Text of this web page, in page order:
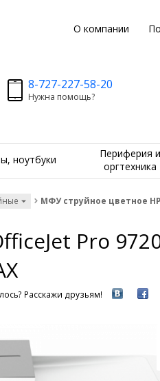
О компании
8-727-227-58-20
Нужна помощь?
ноутбуки
Периферия и
оргтехника
МФУ струйное цветное HP
Pro
Расскажи друзьям!